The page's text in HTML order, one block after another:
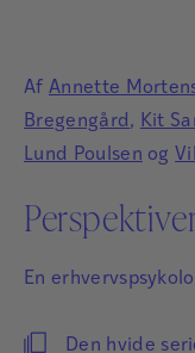
Af Annette
Bregengård , Kit
Lund Poulsen og
En
Den hvide